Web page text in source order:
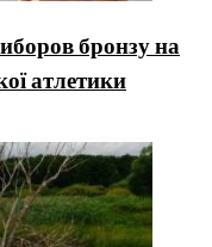
бронзу на
атлетики